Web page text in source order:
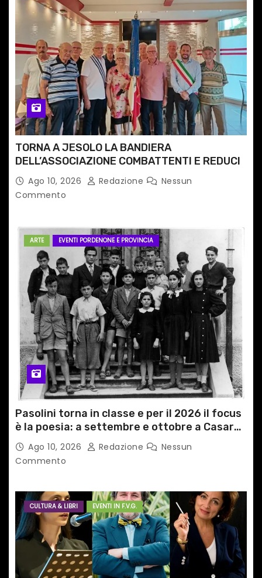
TORNA A JESOLO LA BANDIERA
DELL’ASSOCIAZIONE COMBATTENTI E REDUCI
Ago 10, 2026 Redazione
Nessun
Commento
ARTE EVENTI PORDENONE E PROVINCIA
Pasolini torna in classe e per il 2026 il focus
è la poesia: a settembre e ottobre a Casarsa
(Pn) l’originale percorso per docenti delle
scuole medie e superiori
Ago 10, 2026 Redazione
Nessun
Commento
CULTURA & LIBRI EVENTI IN F.V.G.